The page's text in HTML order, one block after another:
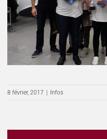
8 février, 2017 | Infos